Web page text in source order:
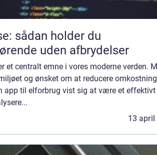
sådan holder du
uden afbrydelser
et centralt emne i vores moderne verden.
og ønsket om at reducere
app til elforbrug vist sig at være et effektivt
13 april